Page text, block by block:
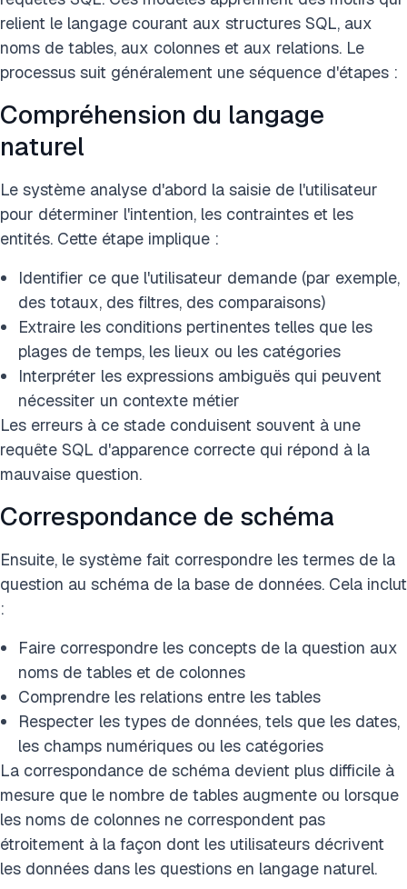
relient le langage courant aux structures SQL, aux
noms de tables, aux colonnes et aux relations. Le
processus suit généralement une séquence d'étapes :
Compréhension du langage
naturel
Le système analyse d'abord la saisie de l'utilisateur
pour déterminer l'intention, les contraintes et les
entités. Cette étape implique :
Identifier ce que l'utilisateur demande (par exemple,
des totaux, des filtres, des comparaisons)
Extraire les conditions pertinentes telles que les
plages de temps, les lieux ou les catégories
Interpréter les expressions ambiguës qui peuvent
nécessiter un contexte métier
Les erreurs à ce stade conduisent souvent à une
requête SQL d'apparence correcte qui répond à la
mauvaise question.
Correspondance de schéma
Ensuite, le système fait correspondre les termes de la
question au schéma de la base de données. Cela inclut
:
Faire correspondre les concepts de la question aux
noms de tables et de colonnes
Comprendre les relations entre les tables
Respecter les types de données, tels que les dates,
les champs numériques ou les catégories
La correspondance de schéma devient plus difficile à
mesure que le nombre de tables augmente ou lorsque
les noms de colonnes ne correspondent pas
étroitement à la façon dont les utilisateurs décrivent
les données dans les questions en langage naturel.